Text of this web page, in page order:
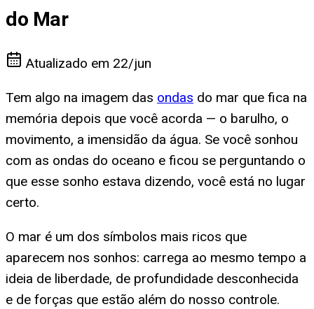
do Mar
Atualizado em 22/jun
Tem algo na imagem das ondas do mar que fica na
memória depois que você acorda — o barulho, o
movimento, a imensidão da água. Se você sonhou
com as ondas do oceano e ficou se perguntando o
que esse sonho estava dizendo, você está no lugar
certo.
O mar é um dos símbolos mais ricos que
aparecem nos sonhos: carrega ao mesmo tempo a
ideia de liberdade, de profundidade desconhecida
e de forças que estão além do nosso controle.